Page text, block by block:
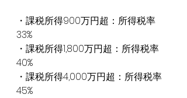
・課税所得900万円超：所得税率
33%
・課税所得1,800万円超：所得税率
40%
・課税所得4,000万円超：所得税率
45%